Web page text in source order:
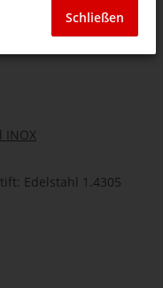
M6x16
INOX
Edelstahl 1.4305
Schließen